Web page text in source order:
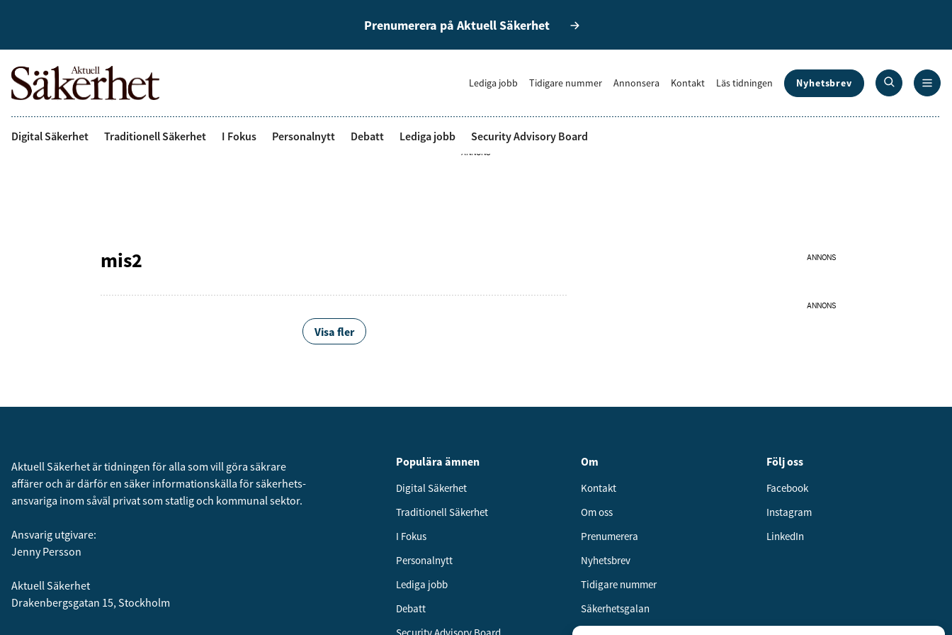
Prenumerera på Aktuell Säkerhet
Lediga jobb Tidigare nummer Annonsera Kontakt Läs tidningen Nyhetsbrev
Digital Säkerhet Traditionell Säkerhet I Fokus Personalnytt Debatt Lediga jobb Security Advisory Board
ANNONS
mis2
Visa fler
ANNONS
ANNONS
Aktuell Säkerhet är tidningen för alla som vill göra säkrare
affärer och är därför en säker informationskälla för säkerhets­
ansvariga inom såväl privat som statlig och kommunal sektor.
Ansvarig utgivare:
Jenny Persson
Aktuell Säkerhet
Drakenbergsgatan 15, Stockholm
Populära ämnen
Digital Säkerhet
Traditionell Säkerhet
I Fokus
Personalnytt
Lediga jobb
Debatt
Om
Kontakt
Om oss
Prenumerera
Nyhetsbrev
Tidigare nummer
Säkerhetsgalan
Följ oss
Facebook
Instagram
LinkedIn